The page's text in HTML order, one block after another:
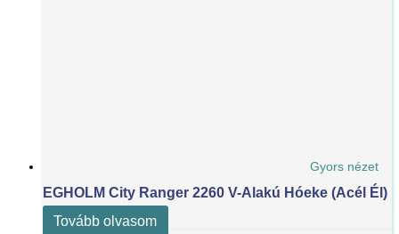
Gyors nézet
EGHOLM City Ranger 2260 V-Alakú Hóeke (Acél Él)
Tovább olvasom